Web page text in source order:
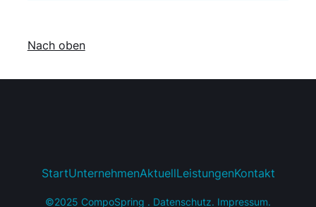
Nach oben
StartUnternehmenAktuellLeistungenKontakt
©2025 CompoSpring . Datenschutz. Impressum.